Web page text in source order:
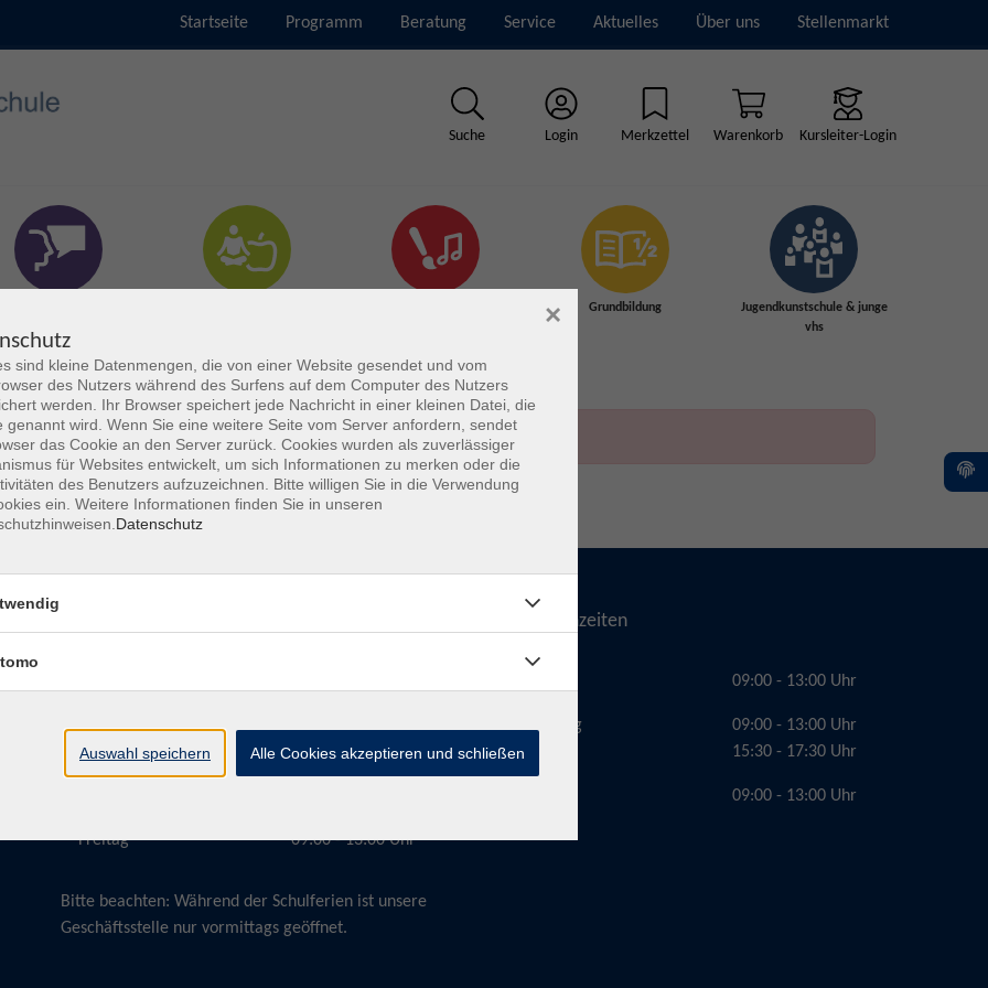
Startseite Programm Beratung Service Aktuelles Über uns Stellenmarkt
Suche Login Merkzettel Warenkorb Kursleiter-Login
Grundbildung
Jugendkunstschule & junge
vhs
Dienstag
Freitag
15:30 - 17:30 Uhr
09:00 - 13:00 Uhr
Bitte beachten: Während der Schulferien ist unsere
Geschäftsstelle nur vormittags geöffnet.
Telefonzeiten
Dienstag
09:00 - 13:00 Uhr
09:00 - 13:00 Uhr
15:30 - 17:30 Uhr
09:00 - 13:00 Uhr
sind kleine Datenmengen, die von einer Website gesendet und vom
des Nutzers während des Surfens auf dem Computer des Nutzers
werden. Ihr Browser speichert jede Nachricht in einer kleinen Datei, die
genannt wird. Wenn Sie eine weitere Seite vom Server anfordern, sendet
das Cookie an den Server zurück. Cookies wurden als zuverlässiger
für Websites entwickelt, um sich Informationen zu merken oder die
des Benutzers aufzuzeichnen. Bitte willigen Sie in die Verwendung
ein. Weitere Informationen finden Sie in unseren
Datenschutz
×
Auswahl speichern Alle Cookies akzeptieren und schließen